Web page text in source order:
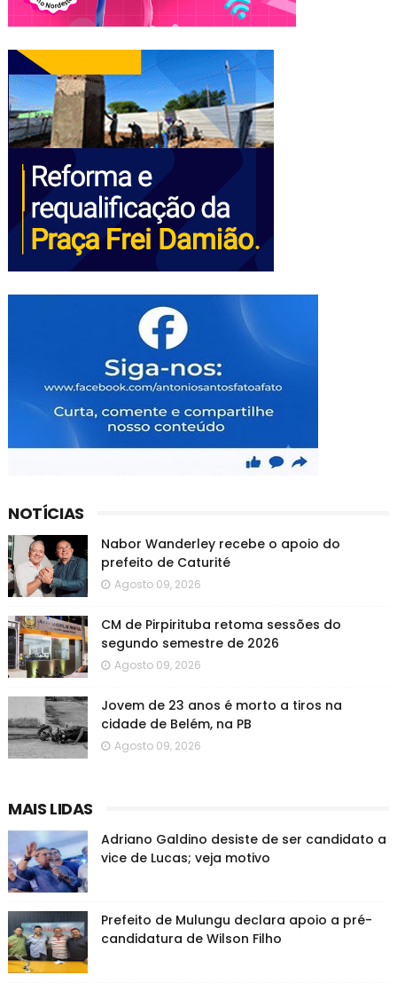
NOTÍCIAS
Nabor Wanderley recebe o apoio do
prefeito de Caturité
Agosto 09, 2026
CM de Pirpirituba retoma sessões do
segundo semestre de 2026
Agosto 09, 2026
Jovem de 23 anos é morto a tiros na
cidade de Belém, na PB
Agosto 09, 2026
MAIS LIDAS
Adriano Galdino desiste de ser candidato a
vice de Lucas; veja motivo
Prefeito de Mulungu declara apoio a pré-
candidatura de Wilson Filho